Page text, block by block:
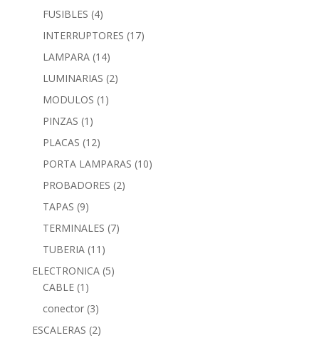
FUSIBLES (4)
INTERRUPTORES (17)
LAMPARA (14)
LUMINARIAS (2)
MODULOS (1)
PINZAS (1)
PLACAS (12)
PORTA LAMPARAS (10)
PROBADORES (2)
TAPAS (9)
TERMINALES (7)
TUBERIA (11)
ELECTRONICA (5)
CABLE (1)
conector (3)
ESCALERAS (2)